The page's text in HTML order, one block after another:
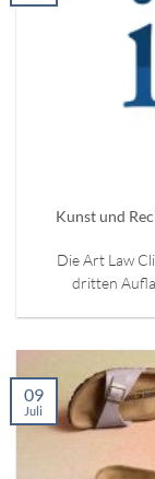
Kunst und
Die Art Law
dritten
09
Juli